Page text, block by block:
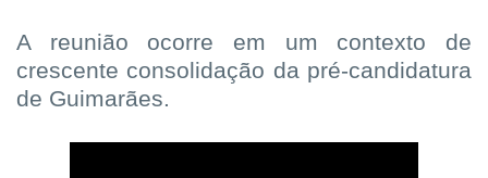
A reunião ocorre em um contexto de
crescente consolidação da pré-candidatura
de Guimarães.